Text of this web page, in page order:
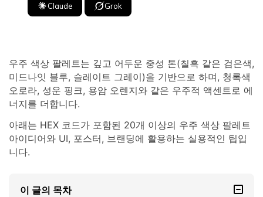
Claude Grok
우주 색상 팔레트는 깊고 어두운 중성 톤(칠흑 같은 검은색,
미드나잇 블루, 슬레이트 그레이)을 기반으로 하며, 청록색
오로라, 성운 핑크, 용암 오렌지와 같은 우주적 액센트로 에
너지를 더합니다.
아래는 HEX 코드가 포함된 20개 이상의 우주 색상 팔레트
아이디어와 UI, 포스터, 브랜딩에 활용하는 실용적인 팁입
니다.
이 글의 목차